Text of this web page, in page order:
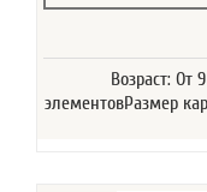
Возраст: От
элементовРазмер